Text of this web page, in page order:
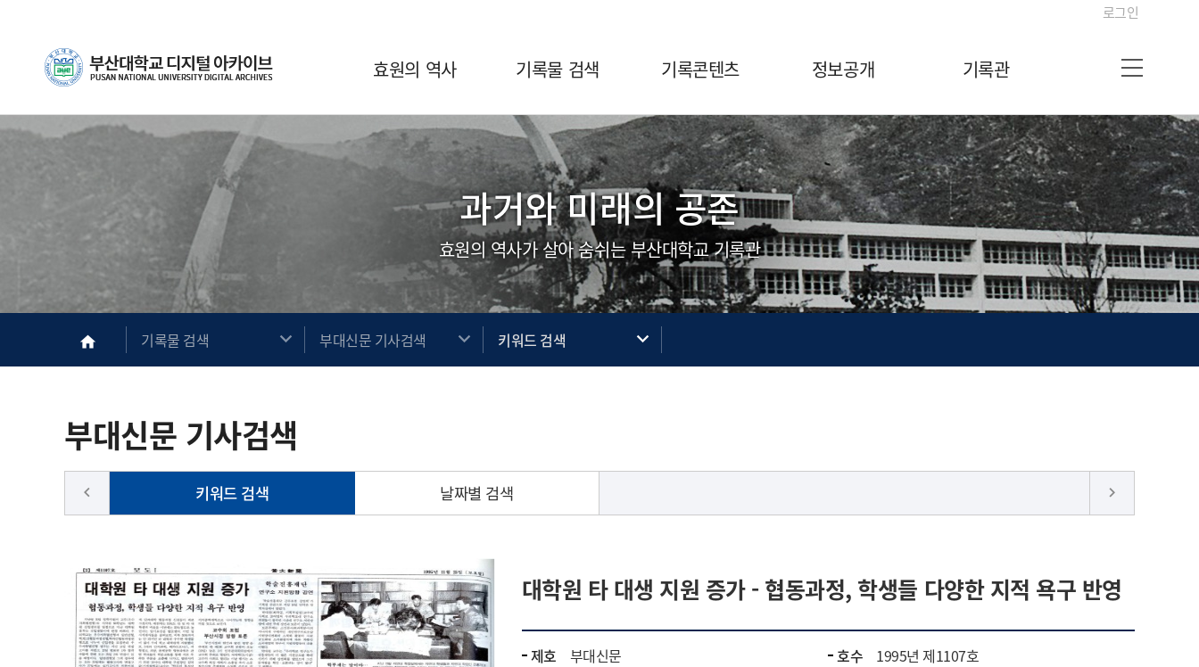
로그인
효원의 역사 기록물 검색 기록콘텐츠 정보공개 기록관 사이트맵
과거와 미래의 공존
효원의 역사가 살아 숨쉬는 부산대학교 기록관
home 기록물 검색 부대신문 기사검색 키워드 검색
부대신문 기사검색
키워드 검색 날짜별 검색
keyboard_arrow_left keyboard_arrow_right
대학원 타 대생 지원 증가 - 협동과정, 학생들 다양한 지적 욕구 반영
제호 부대신문 호수 1995년 제1107호